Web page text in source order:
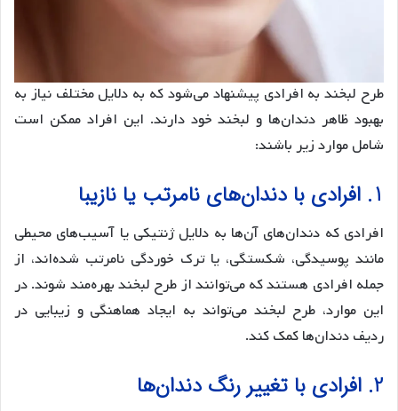
طرح لبخند به افرادی پیشنهاد می‌شود که به دلایل مختلف نیاز به
بهبود ظاهر دندان‌ها و لبخند خود دارند. این افراد ممکن است
شامل موارد زیر باشند:
1. افرادی با دندان‌های نامرتب یا نازیبا
افرادی که دندان‌های آن‌ها به دلایل ژنتیکی یا آسیب‌های محیطی
مانند پوسیدگی، شکستگی، یا ترک خوردگی نامرتب شده‌اند، از
جمله افرادی هستند که می‌توانند از طرح لبخند بهره‌مند شوند. در
این موارد، طرح لبخند می‌تواند به ایجاد هماهنگی و زیبایی در
ردیف دندان‌ها کمک کند.
2. افرادی با تغییر رنگ دندان‌ها